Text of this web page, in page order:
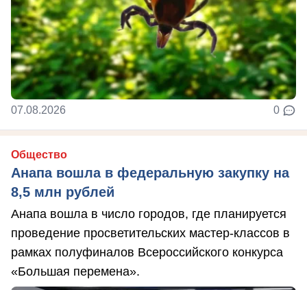
07.08.2026 0
Общество
Анапа вошла в федеральную закупку на
8,5 млн рублей
Анапа вошла в число городов, где планируется
проведение просветительских мастер-классов в
рамках полуфиналов Всероссийского конкурса
«Большая перемена».